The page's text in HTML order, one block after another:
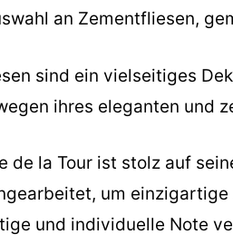
an Zementfliesen,
sind ein vielseitiges
ihres eleganten und
de la Tour ist stolz auf
um
und individuelle Note